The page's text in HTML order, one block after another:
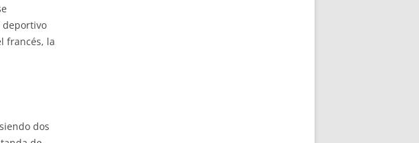
deportivo
francés, la
dos